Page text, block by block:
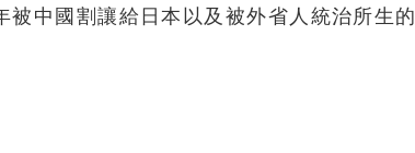
中國割讓給日本以及被外省人統治所生的